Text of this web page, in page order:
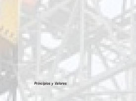
Principios y Valores